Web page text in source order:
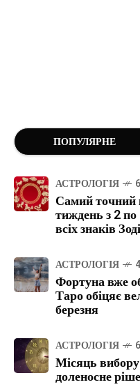
ПОПУЛЯРНЕ
АСТРОЛОГІЯ
Самий точний
тиждень з 2
всіх знаків
АСТРОЛОГІЯ
Фортуна вже
Таро обіцяє
березня
АСТРОЛОГІЯ
Місяць
доленосне